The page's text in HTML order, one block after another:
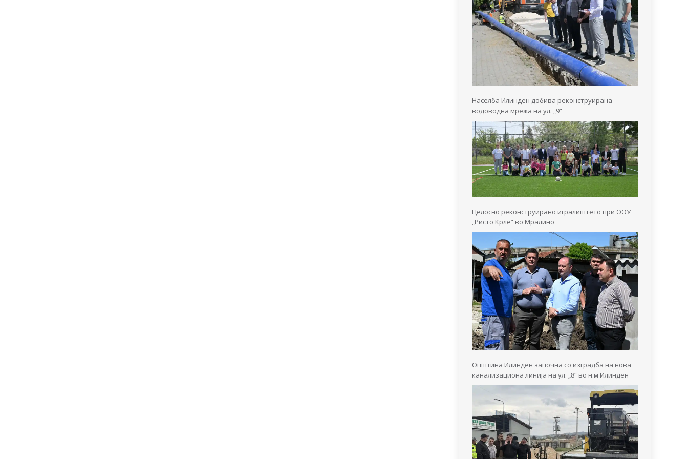
Населба Илинден добива реконструирана
водоводна мрежа на ул. „9“
Целосно реконструирано игралиштето при ООУ
„Ристо Крле“ во Мралино
Општина Илинден започна со изградба на нова
канализациона линија на ул. „8“ во н.м Илинден